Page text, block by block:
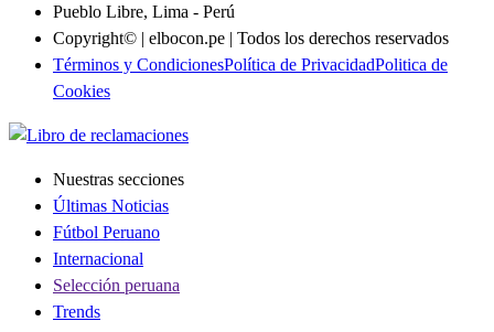
Pueblo Libre, Lima - Perú
Copyright© | elbocon.pe | Todos los derechos reservados
Términos y CondicionesPolítica de PrivacidadPolitica de
Cookies
Nuestras secciones
Últimas Noticias
Fútbol Peruano
Internacional
Selección peruana
Trends